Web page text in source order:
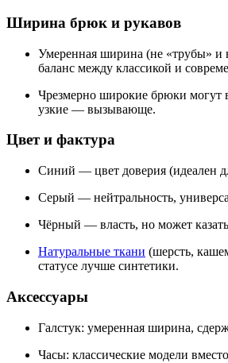
Ширина брюк и рукавов
Умеренная ширина (не «трубы»
баланс между классикой и
Чрезмерно широкие брюки могут
узкие — вызывающе.
Цвет и фактура
Синий — цвет доверия (идеален
Серый — нейтральность,
Чёрный — власть, но может
Натуральные ткани (шерсть,
статусе лучше синтетики.
Аксессуары
Галстук: умеренная ширина,
Часы: классические модели